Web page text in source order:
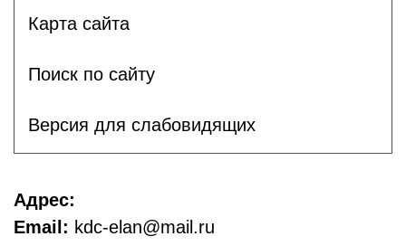
Карта сайта
Поиск по сайту
Версия для слабовидящих
Адрес:
Email: kdc-elan@mail.ru